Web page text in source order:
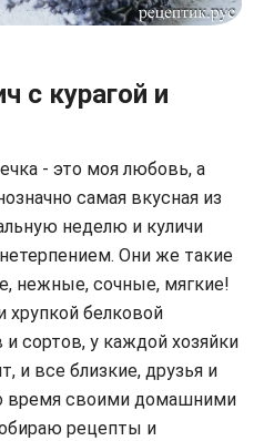
- это моя любовь, а
самая вкусная из
неделю и куличи
Они же такие
нежные, сочные, мягкие!
хрупкой белковой
сортов, у каждой хозяйки
и все близкие, друзья и
время своими домашними
рецепты и